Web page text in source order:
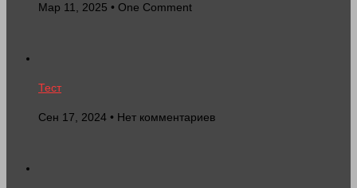
Мар 11, 2025 • One Comment
Тест
Сен 17, 2024 • Нет комментариев